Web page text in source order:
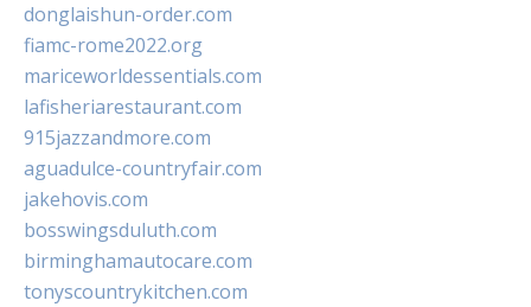
donglaishun-order.com
fiamc-rome2022.org
mariceworldessentials.com
lafisheriarestaurant.com
915jazzandmore.com
aguadulce-countryfair.com
jakehovis.com
bosswingsduluth.com
birminghamautocare.com
tonyscountrykitchen.com